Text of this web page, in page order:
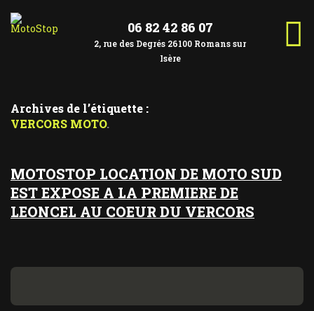
au
contenu
2, rue des Degrés 26100 Romans sur
Isère
06 82 42 86 07
Archives de l’étiquette :
VERCORS MOTO
MOTOSTOP LOCATION DE MOTO SUD
EST EXPOSE A LA PREMIERE DE
LEONCEL AU COEUR DU VERCORS